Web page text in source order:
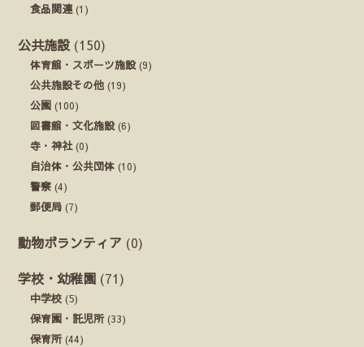
食品関連(1)
公共施設 (150)
体育館・スポーツ施設(9)
公共施設その他 (19)
公園 (100)
図書館・文化施設(6)
寺・神社(0)
自治体・公共団体 (10)
警察 (4)
郵便局 (7)
動物ボランティア (0)
学校・幼稚園 (71)
中学校 (5)
保育園・託児所(33)
保育所(44)